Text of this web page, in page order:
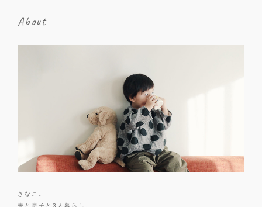
About
きなこ。
夫と息子と3人暮らし。